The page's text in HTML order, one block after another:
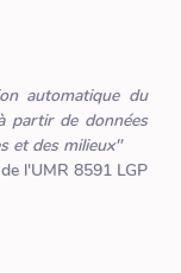
automatique du
partir de données
et des milieux"
l'UMR 8591 LGP